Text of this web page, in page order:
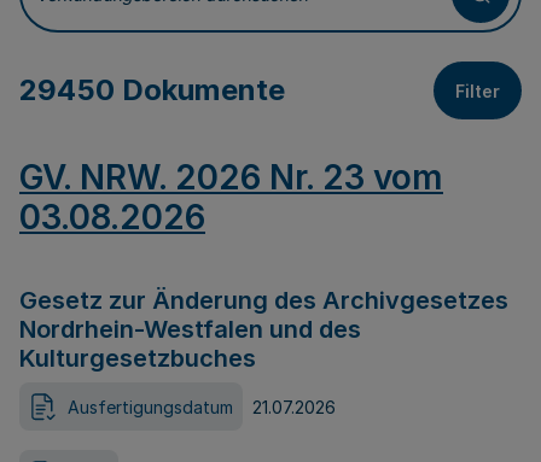
Verkündungsbereich durchsuchen
29450 Dokumente Filter
GV. NRW. 2026 Nr. 23 vom
03.08.2026
Gesetz zur Änderung des Archivgesetzes
Nordrhein-Westfalen und des
Kulturgesetzbuches
Ausfertigungsdatum 21.07.2026